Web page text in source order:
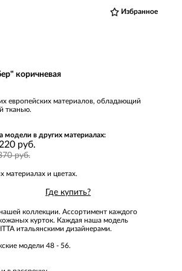
Избранное
коричневая
европейских материалов, обладающий
тканью.
модели в других материалах:
руб.
руб.
материалах и цветах.
Где купить?
коллекции. Ассортимент каждого
курток. Каждая наша модель
итальянскими дизайнерами.
модели 48 - 56.